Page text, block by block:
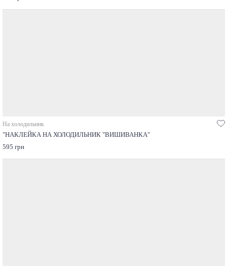
На холодильник
"НАКЛЕЙКА НА ХОЛОДИЛЬНИК "ВИШИВАНКА"
595 грн